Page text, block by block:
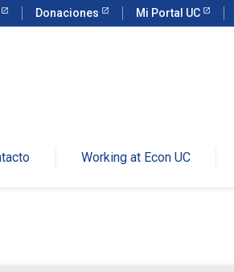
Donaciones Mi Portal UC
Working at Econ UC